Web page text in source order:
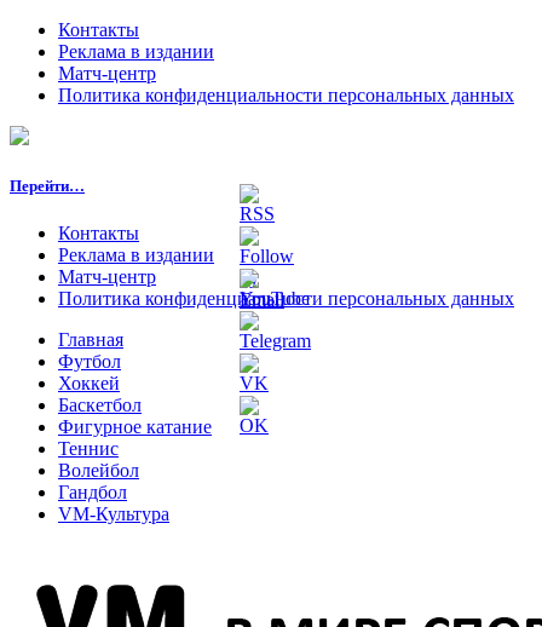
Контакты
Реклама в издании
Матч-центр
Политика конфиденциальности персональных данных
Перейти…
Контакты
Реклама в издании
Матч-центр
Политика конфиденциальности персональных данных
Главная
Футбол
Хоккей
Баскетбол
Фигурное катание
Теннис
Волейбол
Гандбол
VM-Культура